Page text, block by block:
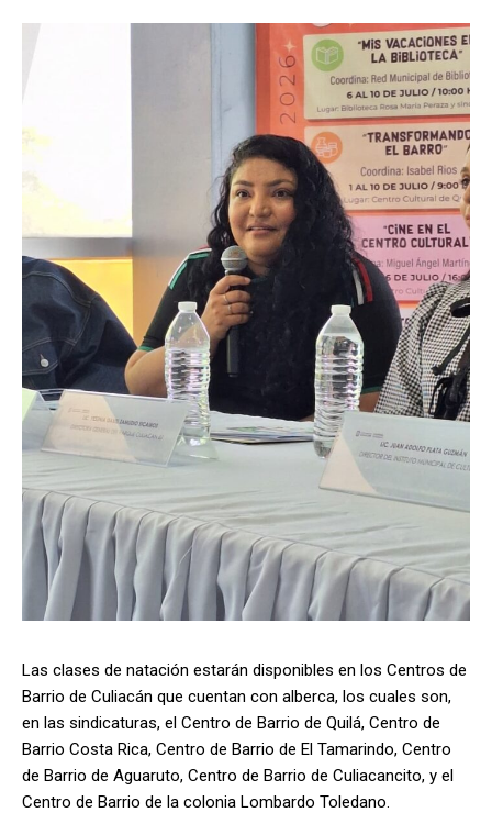
Las clases de natación estarán disponibles en los Centros de
Barrio de Culiacán que cuentan con alberca, los cuales son,
en las sindicaturas, el Centro de Barrio de Quilá, Centro de
Barrio Costa Rica, Centro de Barrio de El Tamarindo, Centro
de Barrio de Aguaruto, Centro de Barrio de Culiacancito, y el
Centro de Barrio de la colonia Lombardo Toledano.